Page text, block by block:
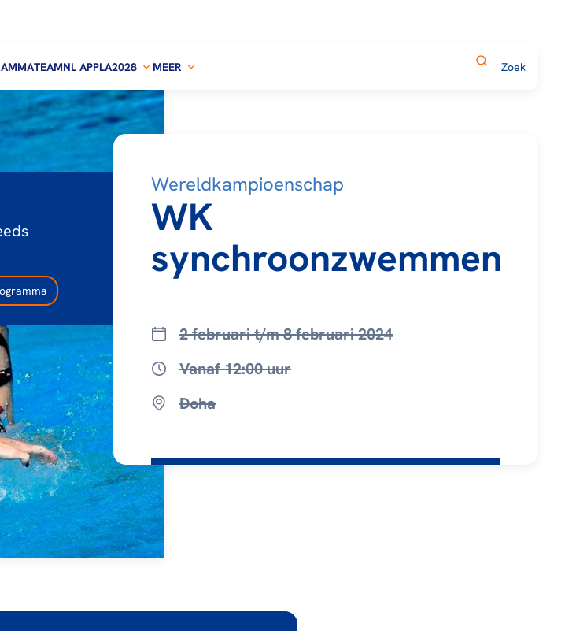
TEAMNL APPLA2028 MEER
Wereldkampioenschap
WK
synchroonzwemmen
2 februari t/m 8 februari 2024
Vanaf 12:00 uur
Doha